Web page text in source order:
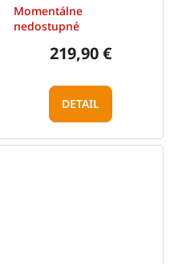
Momentálne
nedostupné
219,90 €
DETAIL